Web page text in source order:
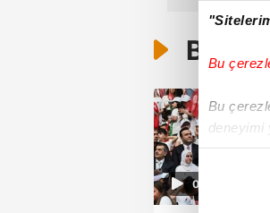
Bu
Bu
deneyimi
Bunlar
04:55